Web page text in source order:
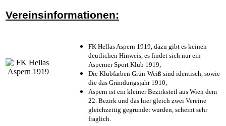
Vereinsinformationen:
FK Hellas Aspern 1919, dazu gibt es keinen
deutlichen Hinweis, es findet sich nur ein
Asperner Sport Klub 1919;
Die Klubfarben Grün-Weiß sind identisch, sowie
die das Gründungsjahr 1910;
Aspern ist ein kleiner Bezirksteil aus Wien dem
22. Bezirk und das hier gleich zwei Vereine
gleichzeitig gegründet wurden, scheint sehr
fraglich.